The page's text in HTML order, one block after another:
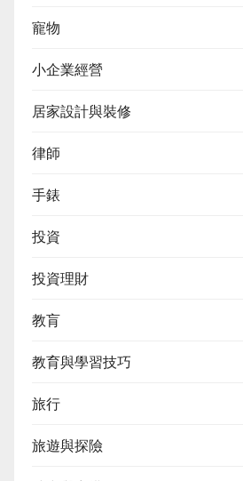
寵物
小企業經營
居家設計與裝修
律師
手錶
投資
投資理財
教肓
教育與學習技巧
旅行
旅遊與探險